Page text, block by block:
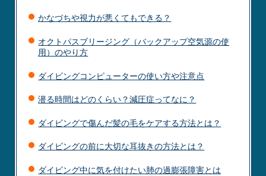
かなづちや視力が悪くてもできる？
オクトパスブリージング（バックアップ空気源の使
用）のやり方
ダイビングコンピューターの使い方や注意点
潜る時間はどのくらい？減圧症ってなに？
ダイビングで傷んだ髪の毛をケアする方法とは？
ダイビングの前に大切な耳抜きの方法とは？
ダイビング中に気を付けたい肺の過膨張障害とは